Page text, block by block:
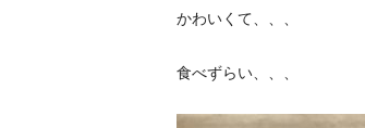
かわいくて、、、
食べずらい、、、